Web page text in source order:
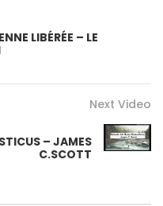
LIBÉRÉE – LE
Next Video
– JAMES
C.SCOTT